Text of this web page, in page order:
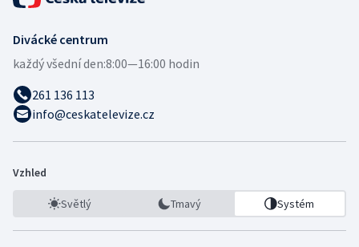
Divácké centrum
každý všední den:8:00—16:00 hodin
261 136 113
info@ceskatelevize.cz
Vzhled
Světlý Tmavý Systém